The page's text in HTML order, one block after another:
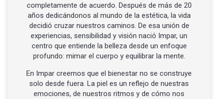
Contactar por Whatsapp
completamente de acuerdo. Después de más de 20
años dedicándonos al mundo de la estética, la vida
decidió cruzar nuestros caminos. De esa unión de
experiencias, sensibilidad y visión nació Impar, un
centro que entiende la belleza desde un enfoque
profundo: mimar el cuerpo y equilibrar la mente.
En Impar creemos que el bienestar no se construye
solo desde fuera. La piel es un reflejo de nuestras
emociones, de nuestros ritmos y de cómo nos